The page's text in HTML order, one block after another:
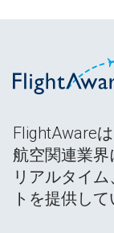
FlightAwareは
航空関連業
リアルタイ
トを提供して